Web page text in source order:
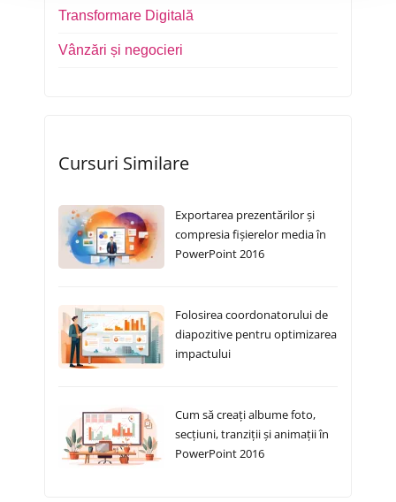
Transformare Digitală
Vânzări și negocieri
Cursuri Similare
Exportarea prezentărilor și
compresia fișierelor media în
PowerPoint 2016
Folosirea coordonatorului de
diapozitive pentru optimizarea
impactului
Cum să creați albume foto,
secțiuni, tranziții și animații în
PowerPoint 2016